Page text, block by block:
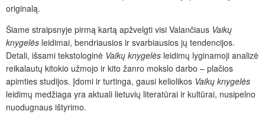
originalą.
Šiame straipsnyje pirmą kartą apžvelgti visi Valančiaus Vaikų
knygelės leidimai, bendriausios ir svarbiausios jų tendencijos.
Detali, išsami tekstologinė Vaikų knygelės leidimų lyginamoji analizė
reikalautų kitokio užmojo ir kito žanro mokslo darbo – plačios
apimties studijos. Įdomi ir turtinga, gausi keliolikos Vaikų knygelės
leidimų medžiaga yra aktuali lietuvių literatūrai ir kultūrai, nusipelno
nuodugnaus ištyrimo.